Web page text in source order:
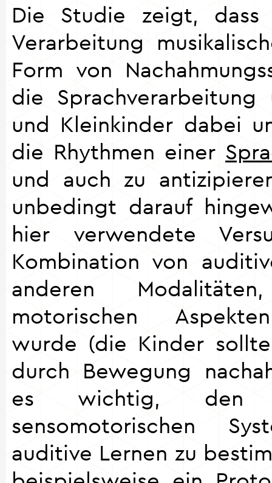
Die Studie zeigt, dass
Verarbeitung
Form von
die Sprachverarbeitung
und Kleinkinder dabei
die Rhythmen einer
und auch zu
unbedingt darauf
hier verwendete
Kombination von
anderen
motorischen
wurde (die Kinder
durch Bewegung
es wichtig, den
sensomotorischen
auditive Lernen zu